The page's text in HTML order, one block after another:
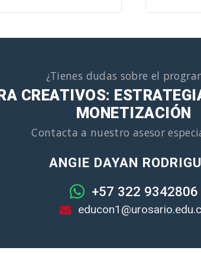
¿Tienes dudas sobre el
CREATIVOS:
MONETIZACIÓN
Contacta a nuestro asesor
ANGIE DAYAN
+57 322 9342806